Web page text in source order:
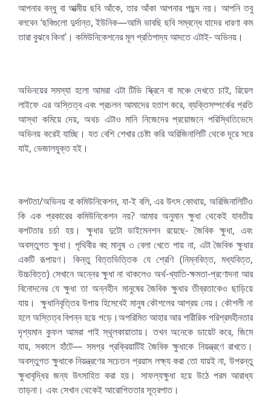
আপনার বন্ধু বা আত্মীয় ছবি আঁকে, তার আঁকা আপনার পছন্দ নয়। আপনি তবু
বলবেন ‘ছবিগুলো দুর্দান্ত, ইউনিক—আমি ভাবছি ছবি সম্বন্ধে যাদের ধারণা কম
তারা বুঝবে কিনা’। কমিউনিকেশনের মূল প্রতিপাদ্য আদতে এটাই- অভিনয়।
অভিনয়ের সমস্যা হলো আমরা এটা টিভি স্ক্রিনে বা মঞ্চে দেখতে চাই, রিয়েল
লাইফে এর অস্তিত্ব এবং প্রচলন আমাদের হতাশ করে, ব্যক্তিসম্পর্কের প্রতি
আস্থা কমিয়ে দেয়, অথচ এটাও মানি নিজেদের প্রয়োজনে পরিস্থিতিভেদে
অভিনয় করেই যাচ্ছি। যত বেশি শেখার চেষ্টা করি অরিজিনালিটি থেকে দূরে সরে
যাই, ভেজালযুক্ত হই।
কপটতা/অভিনয় বা কমিউনিকেশন, যা-ই বলি, এর উৎস কোথায়, অরিজিনালিটিও
কি এক প্রকারের কমিউনিকেশন নয়? আমার অনুমান ক্ষুধা থেকেই যাবতীয়
কপটতার চর্চা হয়। ক্ষুধার দুটো ডাইমেনশন রয়েছে- জৈবিক ক্ষুধা, এবং
অবস্তুগত ক্ষুধা। পৃথিবীর বহু মানুষ ৩ বেলা খেতে পায় না, এটা জৈবিক ক্ষুধার
একটি রূপায়ণ। কিন্তু বিত্তভিত্তিক যে শ্রেণি (নিম্নবিত্ত, মধ্যবিত্ত,
উচ্চবিত্ত) সেখানে অন্নের ক্ষুধা না থাকলেও অর্থ-খ্যাতি-ক্ষমতা-প্রণোদনা আর
বিনোদনের যে ক্ষুধা তা অন্নহীন মানুষের জৈবিক ক্ষুধার তীব্রতাকেও ছাড়িয়ে
যায়। ক্ষুধানিবৃত্তির উপায় হিসেবেই মানুষ কৌশলের আশ্রয় নেয়। কৌশলী না
হলে অস্তিত্ব বিপন্ন হয়ে পড়ে।অপরিমিত আহার আর শারীরিক পরিশ্রমহীনতার
দৃশ্যমান কুফল আমরা পাই স্থূলকায়াতায়। তখন অনেকে ডায়েট করে, জিমে
যায়, সকালে হাঁটে— সমগ্র প্রক্রিয়াটিই জৈবিক ক্ষুধাকে নিয়ন্ত্রণে রাখতে।
অবস্তুগত ক্ষুধাকে নিয়ন্ত্রণের সচেতন প্রয়াস লক্ষ্য করা তো যায়ই না, উপরন্তু
ক্ষুধাবৃদ্ধির জন্য উৎসাহিত করা হয়। সাফল্যক্ষুধা হয়ে উঠে পরম আরাধ্য
তাড়না। এবং সেখান থেকেই আরোপিততার সূত্রপাত।